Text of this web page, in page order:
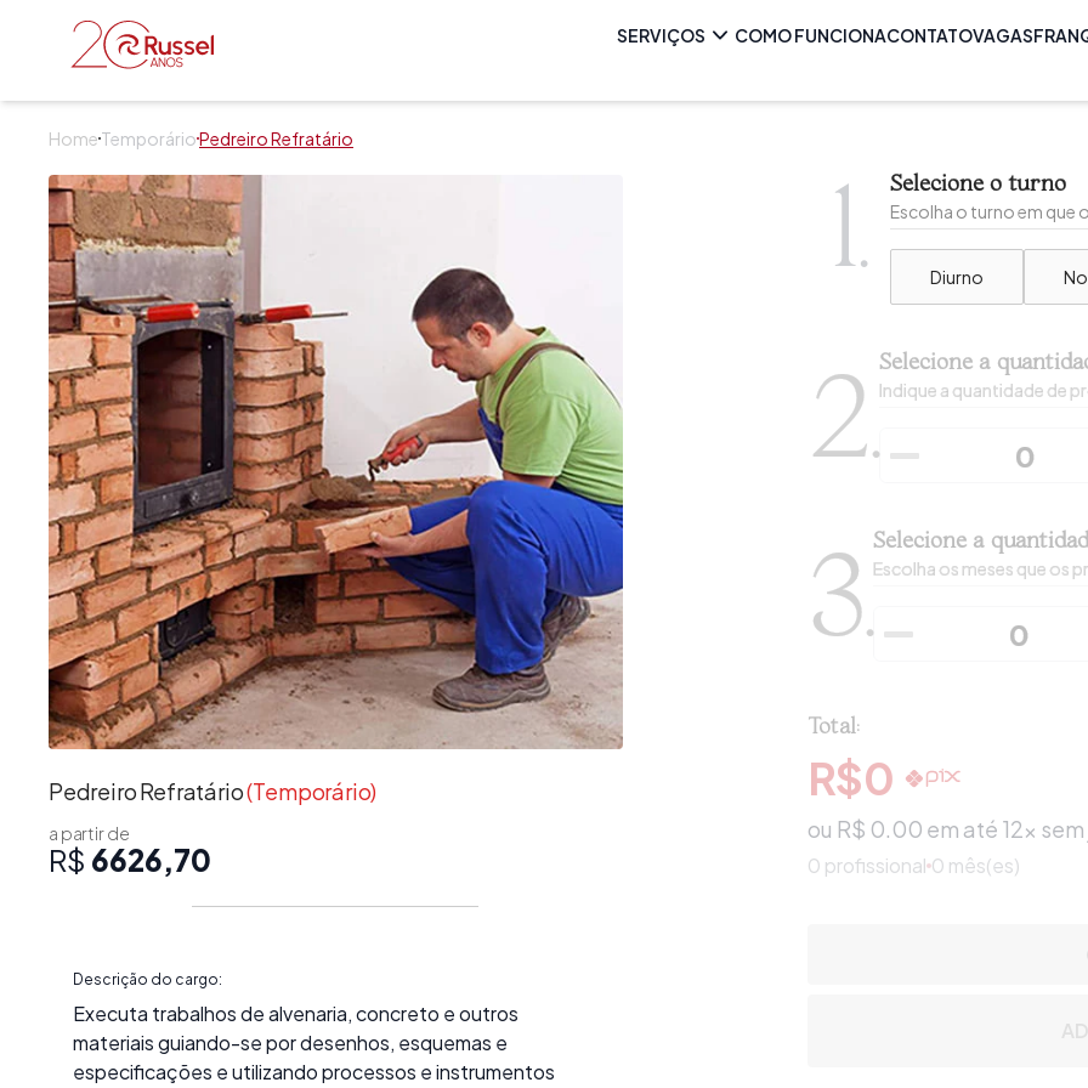
Russel Serviços SERVIÇOS COMO FUNCIONACONTATOVAGAS
Home TemporárioPedreiro Refratário
Pedreiro Refratário(Temporário)
a partir de
R$ 6626,70
Descrição do cargo:
Executa trabalhos de alvenaria, concreto e outros
materiais guiando-se por desenhos, esquemas e
especificações e utilizando processos e instrumentos
1. Selecione o turno
Escolha o turno em que
Diurno
2.Selecione a
Indique a quantidade de
3.Selecione a
Escolha os meses que os
Total:
R$0
ou R$ 0.00 em até 12x
0 profissional 0 mês(es)